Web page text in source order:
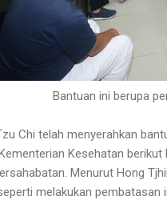
Bantuan ini berupa
Chi telah menyerahkan
Kesehatan
Menurut Hong
melakukan